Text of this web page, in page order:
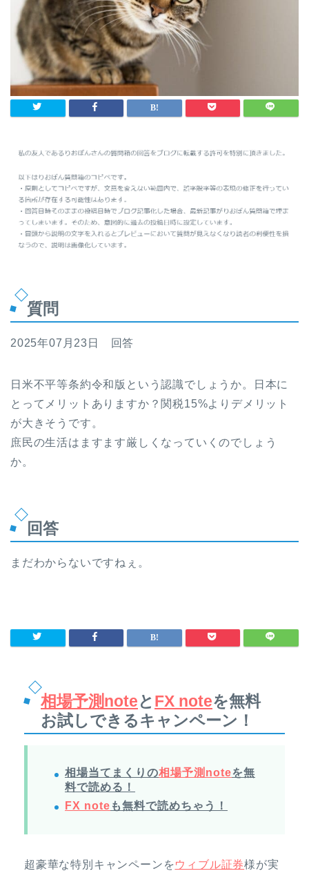
質問
2025年07月23日 回答
日米不平等条約令和版という認識でしょうか。日本に
とってメリットありますか？関税15%よりデメリット
が大きそうです。
庶民の生活はますます厳しくなっていくのでしょう
か。
回答
まだわからないですねぇ。
相場予測noteとFX noteを無料
お試しできるキャンペーン！
相場当てまくりの相場予測noteを無
料で読める！
FX note も無料で読めちゃう！
超豪華な特別キャンペーンを ウィブル証券様が実